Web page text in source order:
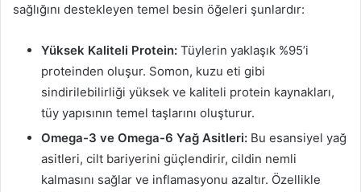
sağlığını destekleyen temel besin öğeleri şunlardır:
Yüksek Kaliteli Protein: Tüylerin yaklaşık %95’i
proteinden oluşur. Somon, kuzu eti gibi
sindirilebilirliği yüksek ve kaliteli protein kaynakları,
tüy yapısının temel taşlarını oluşturur.
Omega-3 ve Omega-6 Yağ Asitleri: Bu esansiyel yağ
asitleri, cilt bariyerini güçlendirir, cildin nemli
kalmasını sağlar ve inflamasyonu azaltır. Özellikle